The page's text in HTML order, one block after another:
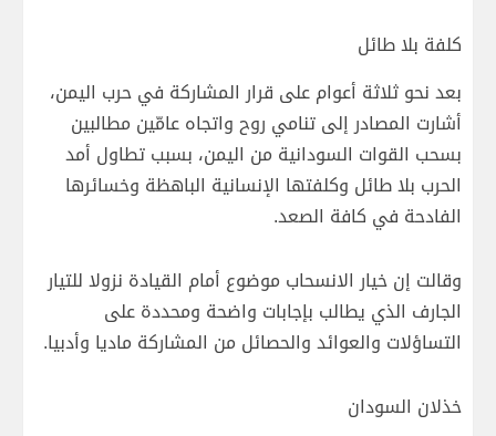
كلفة بلا طائل
بعد نحو ثلاثة أعوام على قرار المشاركة في حرب اليمن،
أشارت المصادر إلى تنامي روح واتجاه عامّين مطالبين
بسحب القوات السودانية من اليمن، بسبب تطاول أمد
الحرب بلا طائل وكلفتها الإنسانية الباهظة وخسائرها
الفادحة في كافة الصعد.
وقالت إن خيار الانسحاب موضوع أمام القيادة نزولا للتيار
الجارف الذي يطالب بإجابات واضحة ومحددة على
التساؤلات والعوائد والحصائل من المشاركة ماديا وأدبيا.
خذلان السودان